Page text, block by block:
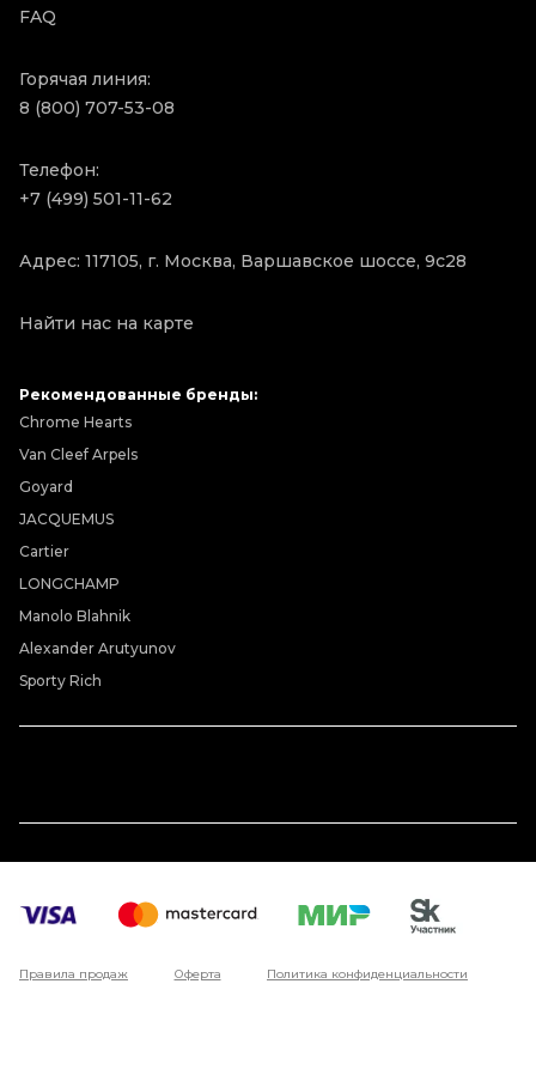
FAQ
Горячая линия:
8 (800) 707-53-08
Телефон:
+7 (499) 501-11-62
Адрес: 117105, г. Москва, Варшавское шоссе, 9с28
Найти нас на карте
Рекомендованные бренды:
Chrome Hearts
Van Cleef Arpels
Goyard
JACQUEMUS
Cartier
LONGCHAMP
Manolo Blahnik
Alexander Arutyunov
Sporty Rich
Правила продаж Оферта Политика конфиденциальности